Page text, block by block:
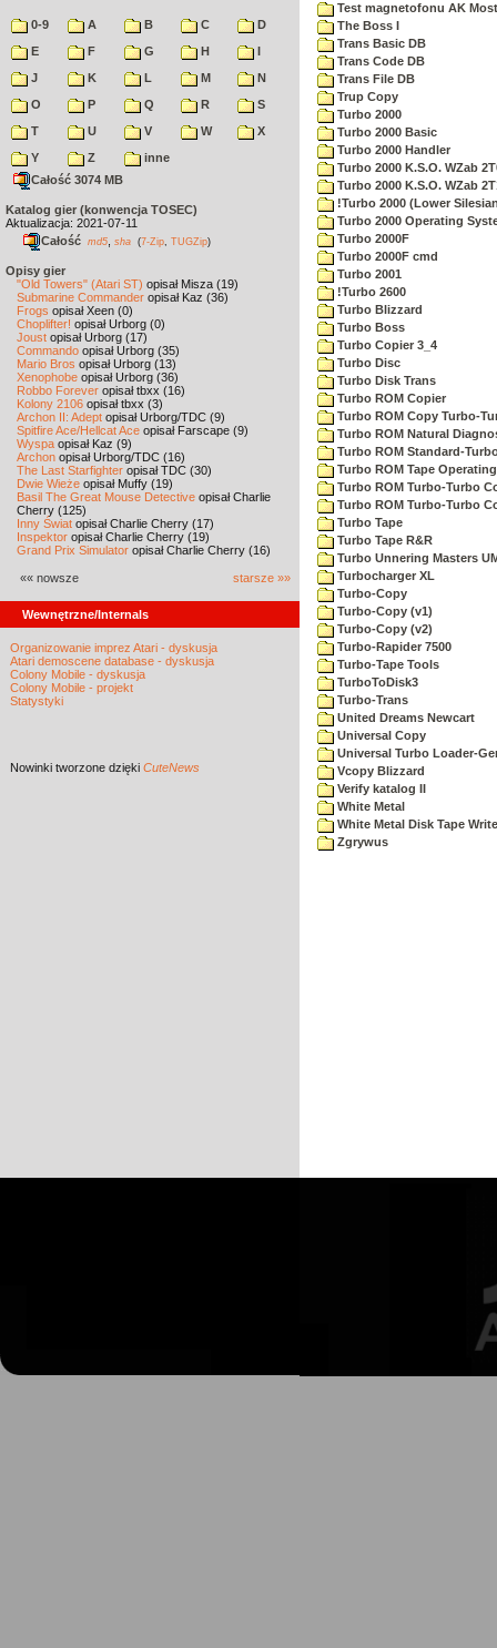
0-9 A B C
D
E
F G H
I
J
K L M
N
O
P Q R
S
T
U V W
X
Y
Z
inne
Całość 3074 MB
Katalog gier (konwencja TOSEC)
Aktualizacja: 2021-07-11
Całość md5 sha (7-Zip TUGZip)
Opisy gier
"Old Towers" (Atari ST) opisał Misza (19)
Submarine Commander opisał Kaz (36)
Frogs opisał Xeen (0)
Choplifter! opisał Urborg (0)
Joust opisał Urborg (17)
Commando opisał Urborg (35)
Mario Bros opisał Urborg (13)
Xenophobe opisał Urborg (36)
Robbo Forever opisał tbxx (16)
Kolony 2106 opisał tbxx (3)
Archon II: Adept opisał Urborg/TDC (9)
Spitfire Ace/Hellcat Ace opisał Farscape (9)
Wyspa opisał Kaz (9)
Archon opisał Urborg/TDC (16)
The Last Starfighter opisał TDC (30)
Dwie Wieże opisał Muffy (19)
Basil The Great Mouse Detective opisał Charlie
Cherry (125)
Inny Świat opisał Charlie Cherry (17)
Inspektor opisał Charlie Cherry (19)
Grand Prix Simulator opisał Charlie Cherry (16)
«« nowsze starsze »»
Wewnętrzne/Internals
Organizowanie imprez Atari - dyskusja
Atari demoscene database - dyskusja
Colony Mobile - dyskusja
Colony Mobile - projekt
Statystyki
Nowinki tworzone dzięki CuteNews
Test magnetofonu AK Most
The Boss I
Trans Basic DB
Trans Code DB
Trans File DB
Trup Copy
Turbo 2000
Turbo 2000 Basic
Turbo 2000 Handler
Turbo 2000 K.S.O. WZab
Turbo 2000 K.S.O. WZab
!Turbo 2000 (Lower
Turbo 2000 Operating
Turbo 2000F
Turbo 2000F cmd
Turbo 2001
!Turbo 2600
Turbo Blizzard
Turbo Boss
Turbo Copier 3_4
Turbo Disc
Turbo Disk Trans
Turbo ROM Copier
Turbo ROM Copy Turbo-
Turbo ROM Natural
Turbo ROM Standard-
Turbo ROM Tape
Turbo ROM Turbo-Turbo
Turbo ROM Turbo-Turbo
Turbo Tape
Turbo Tape R&R
Turbo Unnering Masters
Turbocharger XL
Turbo-Copy
Turbo-Copy (v1)
Turbo-Copy (v2)
Turbo-Rapider 7500
Turbo-Tape Tools
TurboToDisk3
Turbo-Trans
United Dreams Newcart
Universal Copy
Universal Turbo Loader-
Vcopy Blizzard
Verify katalog II
White Metal
White Metal Disk Tape
Zgrywus